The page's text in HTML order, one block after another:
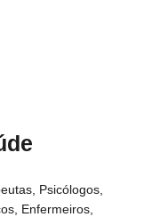
Psicólogos,
Enfermeiros,